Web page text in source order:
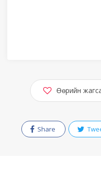
Өөрийн
Share